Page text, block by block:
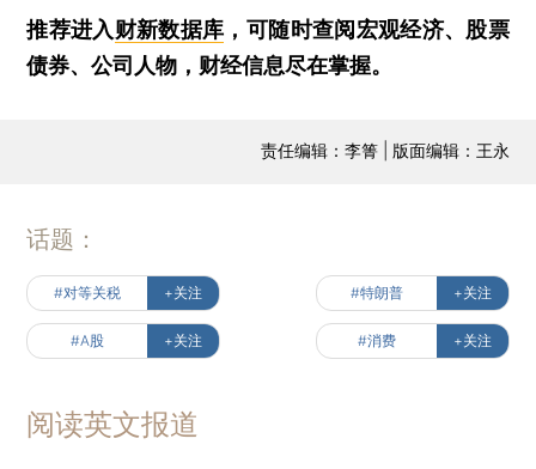
推荐进入财新数据库 ，可随时查阅宏观经济、股票
债券、公司人物，财经信息尽在掌握。
责任编辑：李箐 | 版面编辑：王永
话题：
#对等关税 +关注 #特朗普 +关注
#A股 +关注 #消费 +关注
阅读英文报道